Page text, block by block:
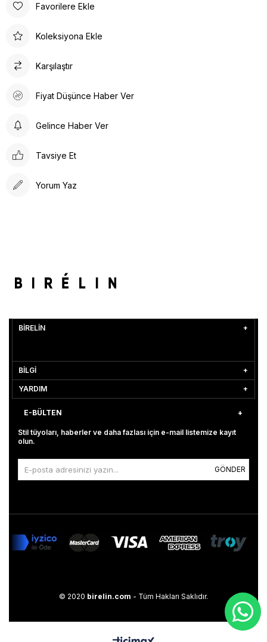
Favorilere Ekle
Koleksiyona Ekle
Karşılaştır
Fiyat Düşünce Haber Ver
Gelince Haber Ver
Tavsiye Et
Yorum Yaz
BİRELİN
BİLGİ
YARDIM
E-BÜLTEN
Stil tüyoları, haberler ve daha fazlası için e-mail listemize kayıt
olun.
GÖNDER
© 2020 birelin.com - Tüm Hakları Saklıdır.